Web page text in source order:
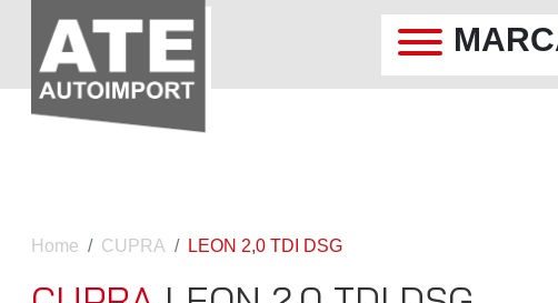
Home CUPRA LEON 2,0 TDI DSG